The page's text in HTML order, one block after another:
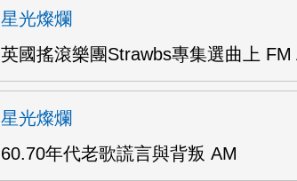
星光燦爛
英國搖滾樂團Strawbs專集選曲上 FM
星光燦爛
60.70年代老歌謊言與背叛 AM